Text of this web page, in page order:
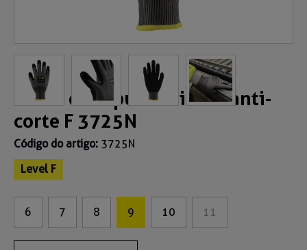
Luvas de espuma nitrilo anti-
corte F 3725N
Código do artigo: 3725N
Level F
6 7 8 9 10 11